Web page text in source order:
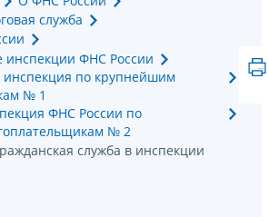
служба
ФНС России
по крупнейшим
№ 1
ФНС России по
№ 2
служба в инспекции